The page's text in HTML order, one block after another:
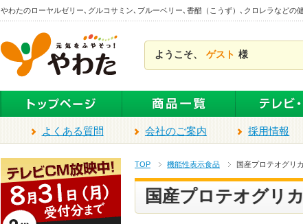
本
文
ま
で
キ
やわたのローヤルゼリー､グルコサミン､ブルーベリー､香醋（こうず）､クロレラなどの
ようこそ、 ゲスト 様
よくある質問 会社のご案内 採用情報
TOP 機能性表示食品 国産プロテオグリ
国産プロテオグリ